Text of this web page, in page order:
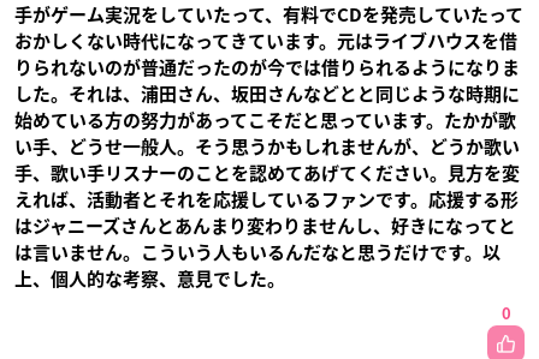
手がゲーム実況をしていたって、有料でCDを発売していたって
おかしくない時代になってきています。元はライブハウスを借
りられないのが普通だったのが今では借りられるようになりま
した。それは、浦田さん、坂田さんなどとと同じような時期に
始めている方の努力があってこそだと思っています。たかが歌
い手、どうせ一般人。そう思うかもしれませんが、どうか歌い
手、歌い手リスナーのことを認めてあげてください。見方を変
えれば、活動者とそれを応援しているファンです。応援する形
はジャニーズさんとあんまり変わりませんし、好きになってと
は言いません。こういう人もいるんだなと思うだけです。以
上、個人的な考察、意見でした。
0